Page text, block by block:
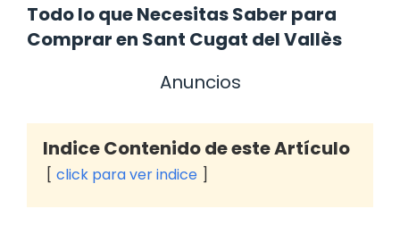
Todo lo que Necesitas Saber para
Comprar en Sant Cugat del Vallès
Anuncios
Indice Contenido de este Artículo
click para ver indice